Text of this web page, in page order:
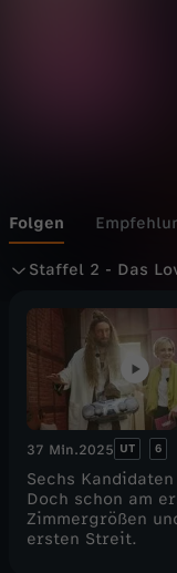
z
e
n
–
C
o
Folgen
Staffel 2 - Das
S
37 Min.2025 UT 6
Sechs
Doch schon am
Zimmergrößen
ersten Streit.